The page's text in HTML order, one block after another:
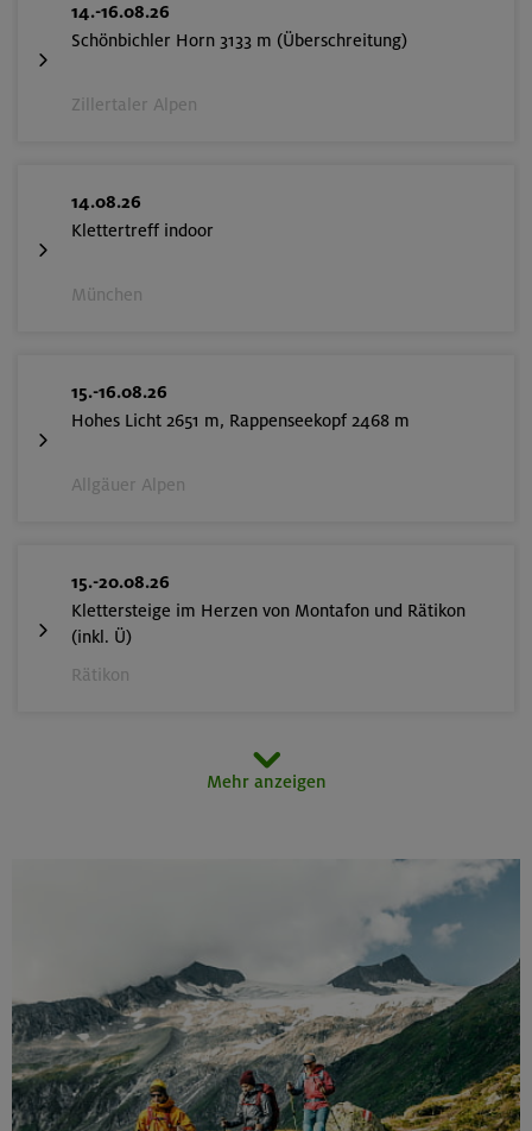
14.-16.08.26
Schönbichler Horn 3133 m (Überschreitung)
Zillertaler Alpen
14.08.26
Klettertreff indoor
München
15.-16.08.26
Hohes Licht 2651 m, Rappenseekopf 2468 m
Allgäuer Alpen
15.-20.08.26
Klettersteige im Herzen von Montafon und Rätikon
(inkl. Ü)
Rätikon
Kinderkletterkurs für Anfänger im Altmühltal
Südlicher Frankenjura
Mehr anzeigen